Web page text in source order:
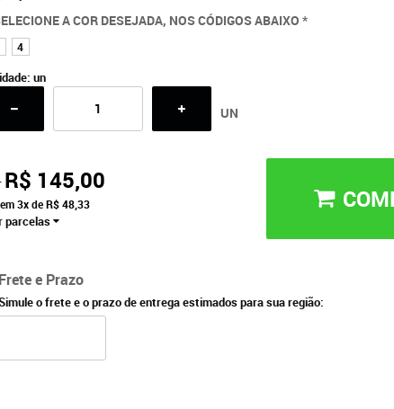
A COR DESEJADA, NOS CÓDIGOS ABAIXO *
4
un
UN
R$ 145,00
3xdeR$ 48,33
parcelas
Frete e Prazo
o frete e o prazo de entrega estimados para sua região: